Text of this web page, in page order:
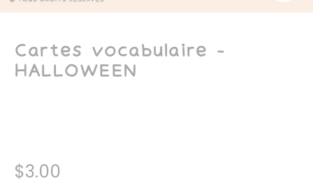
Cartes vocabulaire -
HALLOWEEN
$3.00